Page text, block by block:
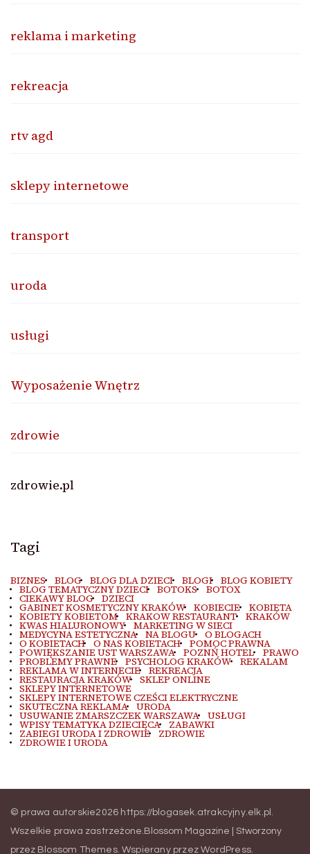
reklama i marketing
rekreacja
rtv agd
sklepy internetowe
transport
uroda
usługi
Wyposażenie Wnętrz
zdrowie
zdrowie.pl
Tagi
BIZNES BLOG BLOG DLA DZIECI BLOGI BLOG KOBIETY
BLOG TEMATYCZNY DZIECI BOTOKS BOTOX
CIEKAWY BLOG DZIECI
GABINET KOSMETYCZNY KRAKÓW KOBIECIE KOBIETA
KOBIETY KOBIETOM KRAKOW RESTAURANT KRAKÓW
KWAS HIALURONOWY MARKETING W SIECI
MEDYCYNA ESTETYCZNA NA BLOGU O BLOGACH
O KOBIETACH O NAS KOBIETACH POMOC PRAWNA
POWIĘKSZANIE UST WARSZAWA POZNŃ HOTEL PRAWO
PROBLEMY PRAWNE PSYCHOLOG KRAKÓW REKALAM
REKLAMA W INTERNECIE REKREACJA
RESTAURACJA KRAKÓW SKLEP ONLINE
SKLEPY INTERNETOWE
SKLEPY INTERNETOWE CZEŚCI ELEKTRYCZNE
SKUTECZNA REKLAMA URODA
USUWANIE ZMARSZCZEK WARSZAWA USŁUGI
WPISY TEMATYKA DZIECIĘCA ZABAWKI
ZABIEGI URODA I ZDROWIE ZDROWIE
ZDROWIE I URODA
© prawa autorskie2026 https://blogasek.atrakcyjny.elk.pl
Wszelkie prawa zastrzeżone. Blossom Magazine | Stworzony
przez Blossom Themes. Wspierany przezWordPress